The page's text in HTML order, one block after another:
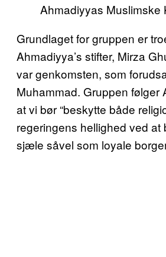
Ahmadiyyas Muslimske
Grundlaget for gruppen er
Ahmadiyya’s stifter, Mirza
var genkomsten, som
Muhammad. Gruppen følger
at vi bør “beskytte både
regeringens hellighed ved at
sjæle såvel som loyale